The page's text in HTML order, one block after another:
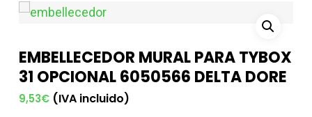
EMBELLECEDOR MURAL PARA TYBOX
31 OPCIONAL 6050566 DELTA DORE
9,53€ (IVA incluido)